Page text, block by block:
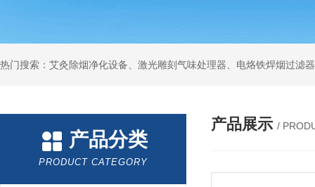
产品分类
PRODUCT CATEGORY
产品展示 /